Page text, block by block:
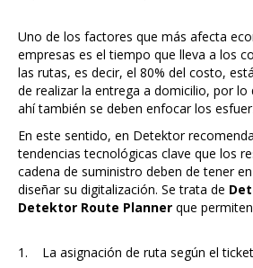
Uno de los factores que más afecta
empresas es el tiempo que lleva a los
las rutas, es decir, el 80% del costo,
de realizar la entrega a domicilio, por lo
ahí también se deben enfocar los
En este sentido, en Detektor
tendencias tecnológicas clave que los
cadena de suministro deben de tener
diseñar su digitalización. Se trata de
Detektor Route Planner que
1. La asignación de ruta según el